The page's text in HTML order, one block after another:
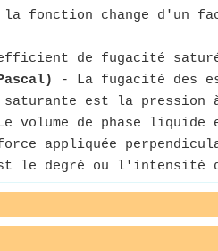
change d'un
de fugacité
- La fugacité des
est la pression
volume de phase liquide
appliquée
le degré ou l'intensité